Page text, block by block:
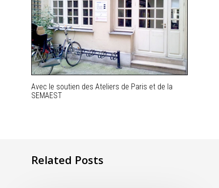
Avec le soutien des Ateliers de Paris et de la
SEMAEST
Related Posts